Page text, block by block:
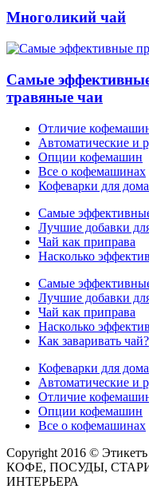
Многоликий чай
Самые
травяные чаи
Отличие
Автоматические и
Опции кофемашин
Все о кофемашинах
Кофеварки для
Самые
Лучшие добавки
Чай как приправа
Насколько
Самые
Лучшие добавки
Чай как приправа
Насколько
Как заваривать чай?
Кофеварки для
Автоматические и
Отличие
Опции кофемашин
Все о кофемашинах
Copyright 2016 ©
КОФЕ, ПОСУДЫ,
ИНТЕРЬЕРА